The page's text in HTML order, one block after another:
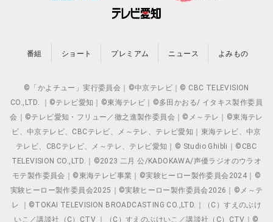
番組 ショート プレミアム ニュース よみもの
©「かよチュー」実行委員会｜©中京テレビ｜© CBC TELEVISION
CO.,LTD. ｜©テレビ愛知｜©東海テレビ｜©多田かおる/ イタキス製作委員
会｜©テレビ愛知・フリュー／徹之進製作委員会｜©メ～テレ｜©東海テレ
ビ、中京テレビ、CBCテレビ、メ～テレ、テレビ愛知｜東海テレビ、中京
テレビ、CBCテレビ、メ～テレ、テレビ愛知｜© Studio Ghibli｜©CBC
TELEVISION CO.,LTD.｜©2023 二月 公/KADOKAWA/声優ラジオのウラオ
モテ製作委員会｜©東海テレビ事業｜©実験ヒーロー製作委員会2024｜©
実験ヒーロー製作委員会2025｜©実験ヒーロー製作委員会2026｜©メ～テ
レ ｜©TOKAI TELEVISION BROADCASTING CO.,LTD.｜（C）すえのぶけ
いこ／講談社（C）CTV ｜（C）すえのぶけいこ／講談社（C）CTV｜©